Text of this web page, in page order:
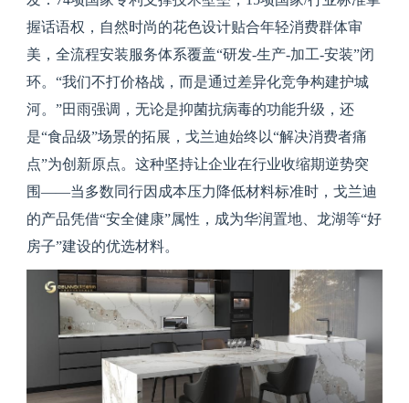
握话语权，自然时尚的花色设计贴合年轻消费群体审
美，全流程安装服务体系覆盖“研发-生产-加工-安装”闭
环。“我们不打价格战，而是通过差异化竞争构建护城
河。”田雨强调，无论是抑菌抗病毒的功能升级，还
是“食品级”场景的拓展，戈兰迪始终以“解决消费者痛
点”为创新原点。这种坚持让企业在行业收缩期逆势突
围——当多数同行因成本压力降低材料标准时，戈兰迪
的产品凭借“安全健康”属性，成为华润置地、龙湖等“好
房子”建设的优选材料。